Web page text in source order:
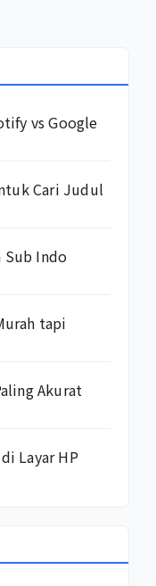
vs Google
Cari Judul
Sub Indo
tapi
Akurat
Layar HP